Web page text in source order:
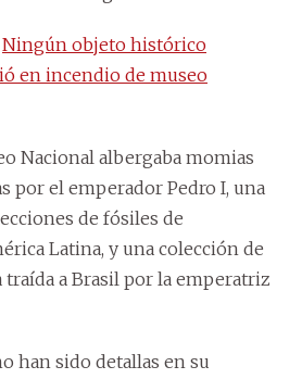
Ningún objeto histórico
en incendio de museo
Nacional albergaba momias
por el emperador Pedro I, una
de fósiles de
Latina, y una colección de
a Brasil por la emperatriz
han sido detallas en su